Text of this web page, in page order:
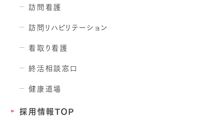
訪問看護
訪問リハビリテーション
看取り看護
終活相談窓口
健康道場
採用情報TOP